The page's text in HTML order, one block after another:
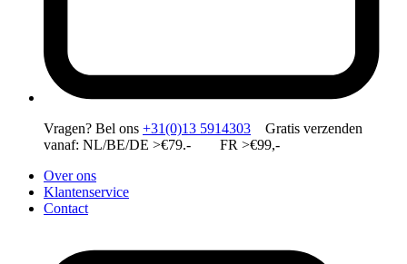
Vragen? Bel ons +31(0)13 5914303 Gratis verzenden
vanaf: NL/BE/DE >€79.- FR >€99,-
Over ons
Klantenservice
Contact